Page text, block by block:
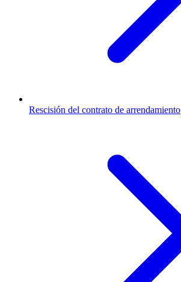
Rescisión del contrato de arrendamiento